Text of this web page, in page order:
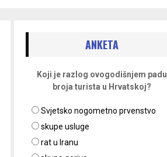
ANKETA
Koji je razlog ovogodišnjem padu
broja turista u Hrvatskoj?
Svjetsko nogometno prvenstvo
skupe usluge
rat u Iranu